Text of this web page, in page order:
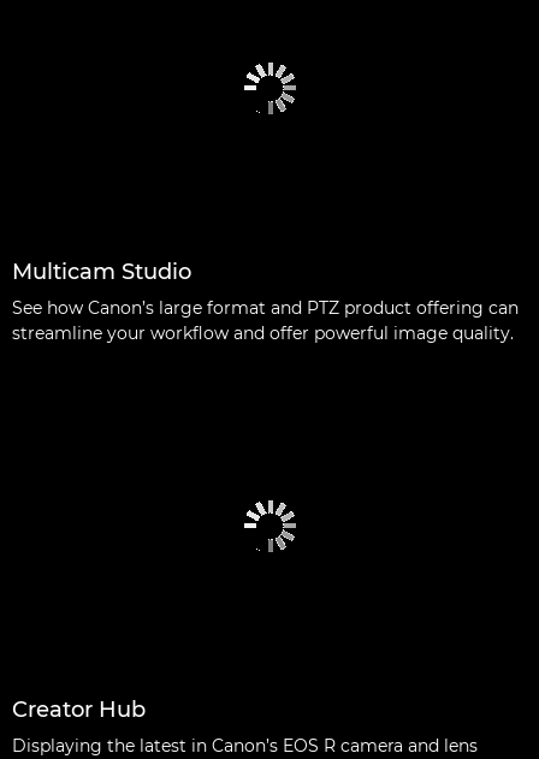
Multicam Studio
See how Canon’s large format and PTZ product offering can
streamline your workflow and offer powerful image quality.
Creator Hub
Displaying the latest in Canon’s EOS R camera and lens